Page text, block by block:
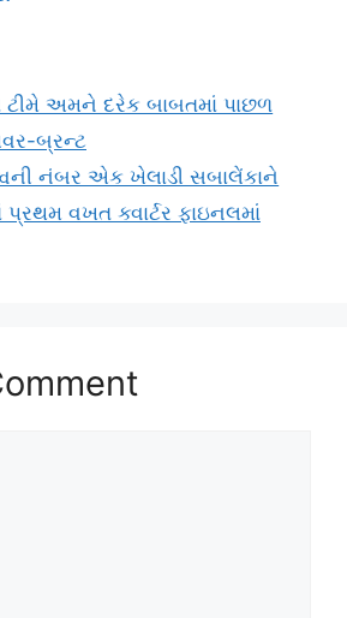
ટીમે અમને દરેક બાબતમાં પાછળ
બ્રન્ટ
નંબર એક ખેલાડી સબાલેંકાને
પ્રથમ વખત ક્વાર્ટર ફાઇનલમાં